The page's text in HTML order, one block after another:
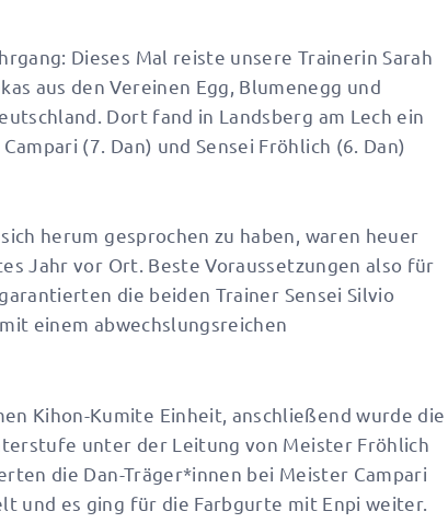
Dieses Mal reiste unsere Trainerin Sarah
aus den Vereinen Egg, Blumenegg und
Dort fand in Landsberg am Lech ein
(7. Dan) und Sensei Fröhlich (6. Dan)
herum gesprochen zu haben, waren heuer
Jahr vor Ort. Beste Voraussetzungen also für
die beiden Trainer Sensei Silvio
einem abwechslungsreichen
Kihon-Kumite Einheit, anschließend wurde die
unter der Leitung von Meister Fröhlich
die Dan-Träger*innen bei Meister Campari
und es ging für die Farbgurte mit Enpi weiter.